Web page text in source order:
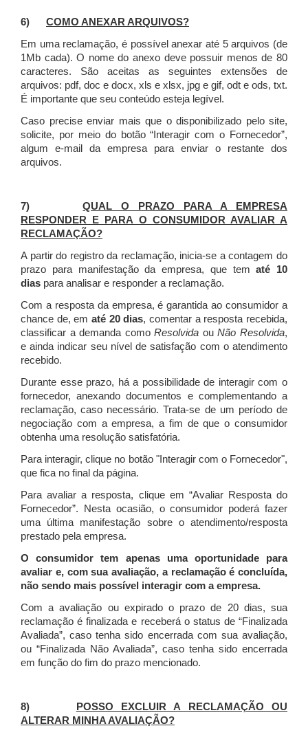
6) COMO ANEXAR ARQUIVOS?
Em uma reclamação, é possível anexar até 5 arquivos (de
1Mb cada). O nome do anexo deve possuir menos de 80
caracteres. São aceitas as seguintes extensões de
arquivos: pdf, doc e docx, xls e xlsx, jpg e gif, odt e ods, txt.
É importante que seu conteúdo esteja legível.
Caso precise enviar mais que o disponibilizado pelo site,
solicite, por meio do botão “Interagir com o Fornecedor”,
algum e-mail da empresa para enviar o restante dos
arquivos.
7)QUAL O PRAZO PARA A EMPRESA
RESPONDER E PARA O CONSUMIDOR AVALIAR A
RECLAMAÇÃO?
A partir do registro da reclamação, inicia-se a contagem do
prazo para manifestação da empresa, que tematé 10
dias para analisar e responder a reclamação.
Com a resposta da empresa, é garantida ao consumidor a
chance de, em até 20 dias, comentar a resposta recebida,
classificar a demanda comoResolvida ouNão Resolvida,
e ainda indicar seu nível de satisfação com o atendimento
recebido.
Durante esse prazo, há a possibilidade de interagir com o
fornecedor, anexando documentos e complementando a
reclamação, caso necessário.Trata-se de um período de
negociação com a empresa, a fim de que o consumidor
obtenha uma resolução satisfatória.
Para interagir, clique no botão "Interagir com o Fornecedor",
que fica no final da página.
Para avaliar a resposta, clique em “Avaliar Resposta do
Fornecedor”. Nesta ocasião, o consumidor poderá fazer
uma última manifestação sobre o atendimento/resposta
prestado pela empresa.
O consumidor tem apenas uma oportunidade para
avaliar e, com sua avaliação, a reclamação é concluída,
não sendo mais possível interagir com a empresa.
Com a avaliação ou expirado o prazo de 20 dias, sua
reclamação é finalizada e receberá o status de “Finalizada
Avaliada”, caso tenha sido encerrada com sua avaliação,
ou “Finalizada Não Avaliada”, caso tenha sido encerrada
em função do fim do prazo mencionado.
8)
POSSO EXCLUIR A RECLAMAÇÃO OU
ALTERAR MINHA AVALIAÇÃO?